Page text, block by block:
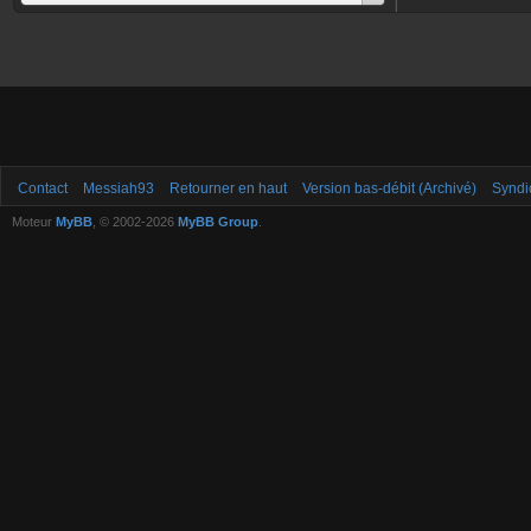
Contact Messiah93 Retourner en haut Version bas-débit (Archivé)
Moteur MyBB , © 2002-2026 MyBB Group